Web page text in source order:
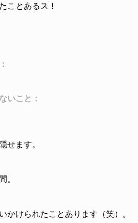
ことあるス！
いこと：
せます。
。
かけられたことあります（笑）。